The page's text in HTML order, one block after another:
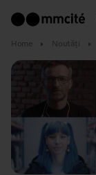
Home Noutăţi